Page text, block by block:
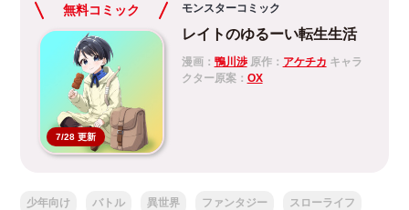
無料コミック
7/28 更新
モンスターコミック
レイトのゆるーい転生生活
漫画： 鴨川渉原作： アケチカ キャラ
クター原案： OX
少年向け バトル 異世界 ファンタジー スローライフ